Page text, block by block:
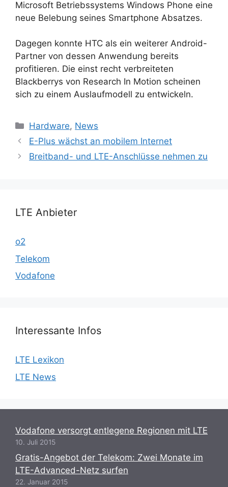
Microsoft Betriebssystems Windows Phone eine
neue Belebung seines Smartphone Absatzes.
Dagegen konnte HTC als ein weiterer Android-
Partner von dessen Anwendung bereits
profitieren. Die einst recht verbreiteten
Blackberrys von Research In Motion scheinen
sich zu einem Auslaufmodell zu entwickeln.
Kategorien
Hardware, News
E-Plus wächst an mobilem Internet
Breitband- und LTE-Anschlüsse nehmen zu
LTE Anbieter
o2
Telekom
Vodafone
Interessante Infos
LTE Lexikon
LTE News
Vodafone versorgt entlegene Regionen mit LTE
10. Juli 2015
Gratis-Angebot der Telekom: Zwei Monate im
LTE-Advanced-Netz surfen
22. Januar 2015